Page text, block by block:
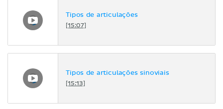
Tipos de articulações
[15:07]
Tipos de articulações sinoviais
[15:13]